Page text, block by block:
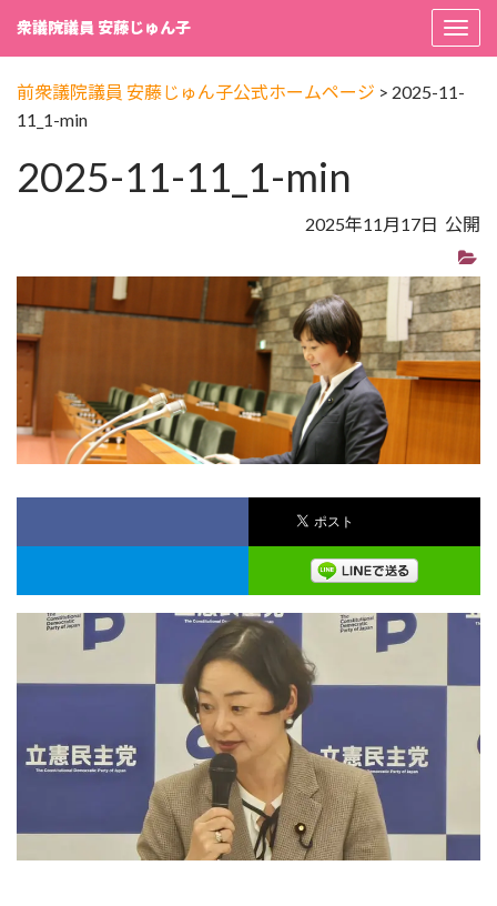
衆議院議員 安藤じゅん子
前衆議院議員 安藤じゅん子公式ホームページ > 2025-11-
11_1-min
2025-11-11_1-min
2025年11月17日 公開